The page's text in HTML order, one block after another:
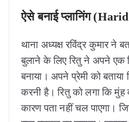
ऐसे बनाई प्लानिंग
थाना अध्यक्ष रविंद्र कुमार ने
बुलाने के लिए रितु ने अपने एक
बनाया। अपने प्रेमी को
करनी है। रितु को लगा कि
कारण पता नहीं चल पाएगा।